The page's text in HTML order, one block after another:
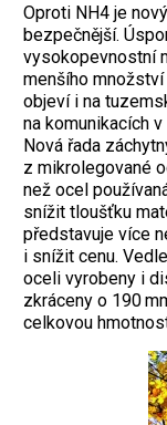
Oproti NH4 je
bezpečnější.
vysokopevnostní
menšího
objeví i na
na komunikacích
Nová řada
z mikrolegované
než ocel
snížit tloušťku
představuje více
i snížit cenu.
oceli vyrobeny i
zkráceny o 190
celkovou